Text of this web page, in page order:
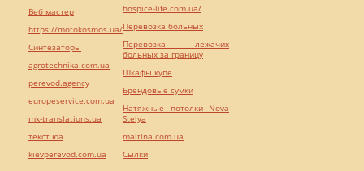
Веб мастер
https://motokosmos.ua/
Синтезаторы
agrotechnika.com.ua
perevod.agency
europeservice.com.ua
mk-translations.ua
текст юа
kievperevod.com.ua
hospice-life.com.ua/
Перевозка больных
Перевозка лежачих
больных за границу
Шкафы купе
Брендовые сумки
Натяжные потолки Nova
Stelya
maltina.com.ua
Cылки